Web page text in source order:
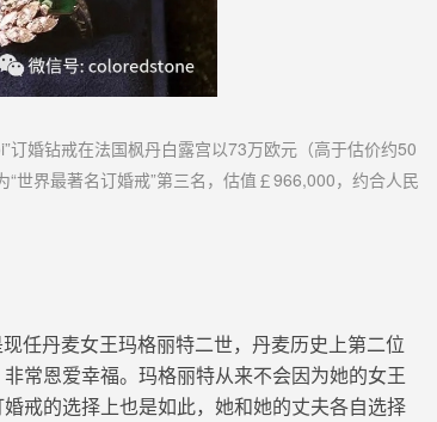
订婚钻戒在法国枫丹白露宫以73万欧元（高于估价约50
“世界最著名订婚戒”第三名，估值￡966,000，约合人民
任丹麦女王玛格丽特二世，丹麦历史上第二位
常恩爱幸福。玛格丽特从来不会因为她的女王
戒的选择上也是如此， 她和她的丈夫各自选择